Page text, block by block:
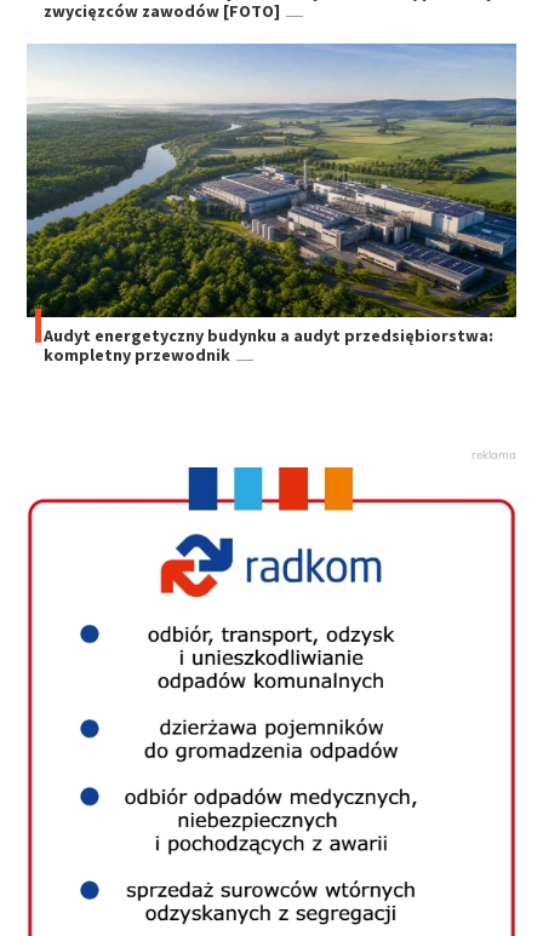
zwycięzców zawodów [FOTO]
Audyt energetyczny budynku a audyt przedsiębiorstwa:
kompletny przewodnik